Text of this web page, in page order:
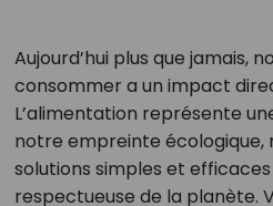
Aujourd’hui plus que jamais,
consommer a un impact
L’alimentation représente
notre empreinte écologique,
solutions simples et
respectueuse de la planète.